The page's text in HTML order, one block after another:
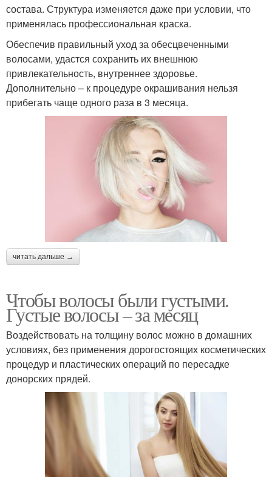
состава. Структура изменяется даже при условии, что
применялась профессиональная краска.
Обеспечив правильный уход за обесцвеченными
волосами, удастся сохранить их внешнюю
привлекательность, внутреннее здоровье.
Дополнительно – к процедуре окрашивания нельзя
прибегать чаще одного раза в 3 месяца.
читать дальше →
Чтобы волосы были густыми.
Густые волосы – за месяц
Воздействовать на толщину волос можно в домашних
условиях, без применения дорогостоящих косметических
процедур и пластических операций по пересадке
донорских прядей.